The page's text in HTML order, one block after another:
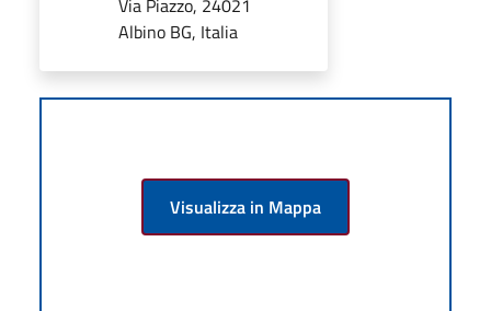
Albino BG, Italia
Visualizza in Mappa